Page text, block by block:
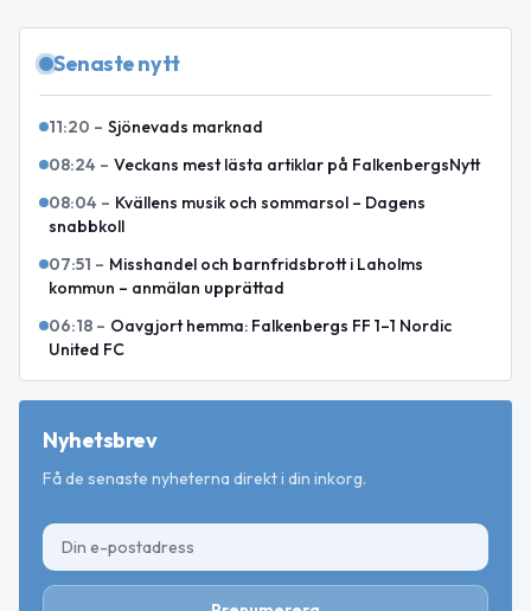
Senaste nytt
11:20 – Sjönevads marknad
08:24 – Veckans mest lästa artiklar på FalkenbergsNytt
08:04 – Kvällens musik och sommarsol – Dagens
snabbkoll
07:51 – Misshandel och barnfridsbrott i Laholms
kommun – anmälan upprättad
06:18 – Oavgjort hemma: Falkenbergs FF 1–1 Nordic
United FC
Nyhetsbrev
Få de senaste nyheterna direkt i din inkorg.